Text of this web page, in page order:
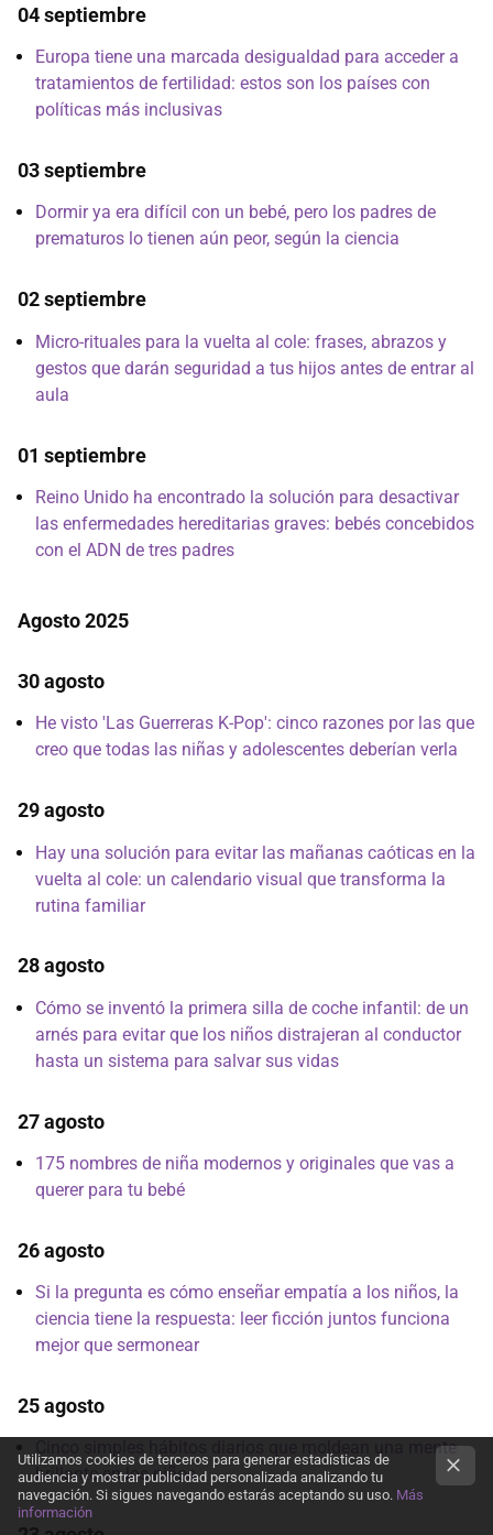
04 septiembre
Europa tiene una marcada desigualdad para acceder a
tratamientos de fertilidad: estos son los países con
políticas más inclusivas
03 septiembre
Dormir ya era difícil con un bebé, pero los padres de
prematuros lo tienen aún peor, según la ciencia
02 septiembre
Micro-rituales para la vuelta al cole: frases, abrazos y
gestos que darán seguridad a tus hijos antes de entrar al
aula
01 septiembre
Reino Unido ha encontrado la solución para desactivar
las enfermedades hereditarias graves: bebés concebidos
con el ADN de tres padres
Agosto 2025
30 agosto
He visto 'Las Guerreras K-Pop': cinco razones por las que
creo que todas las niñas y adolescentes deberían verla
29 agosto
Hay una solución para evitar las mañanas caóticas en la
vuelta al cole: un calendario visual que transforma la
rutina familiar
28 agosto
Cómo se inventó la primera silla de coche infantil: de un
arnés para evitar que los niños distrajeran al conductor
hasta un sistema para salvar sus vidas
27 agosto
175 nombres de niña modernos y originales que vas a
querer para tu bebé
26 agosto
Si la pregunta es cómo enseñar empatía a los niños, la
ciencia tiene la respuesta: leer ficción juntos funciona
mejor que sermonear
25 agosto
Cinco simples hábitos diarios que moldean una mente
brillante en los niños
Utilizamos cookies de terceros para generar estadísticas de
audiencia y mostrar publicidad personalizada analizando tu
navegación. Si sigues navegando estarás aceptando su uso. Más
información